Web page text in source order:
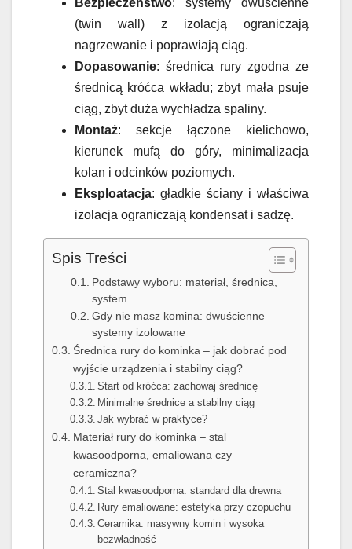
Bezpieczeństwo: systemy dwuścienne
(twin wall) z izolacją ograniczają
nagrzewanie i poprawiają ciąg.
Dopasowanie: średnica rury zgodna ze
średnicą króćca wkładu; zbyt mała psuje
ciąg, zbyt duża wychładza spaliny.
Montaż: sekcje łączone kielichowo,
kierunek mufą do góry, minimalizacja
kolan i odcinków poziomych.
Eksploatacja: gładkie ściany i właściwa
izolacja ograniczają kondensat i sadzę.
Spis Treści
Podstawy wyboru: materiał, średnica,
system
Gdy nie masz komina: dwuścienne
systemy izolowane
Średnica rury do kominka – jak dobrać pod
wyjście urządzenia i stabilny ciąg?
Start od króćca: zachowaj średnicę
Minimalne średnice a stabilny ciąg
Jak wybrać w praktyce?
Materiał rury do kominka – stal
kwasoodporna, emaliowana czy
ceramiczna?
Stal kwasoodporna: standard dla drewna
Rury emaliowane: estetyka przy czopuchu
Ceramika: masywny komin i wysoka
bezwładność